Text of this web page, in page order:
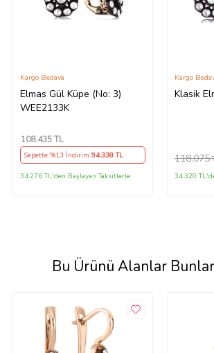
Elmas Gül Küpe (No: 3)
WEE2133K
Kargo Bedava
108.435TL
Sepette %13 İndirim 94.338TL
34.276 TL'den Başlayan Taksitlerle
Klasik
Kargo
118.075
34.320
Bu Ürünü Alanlar